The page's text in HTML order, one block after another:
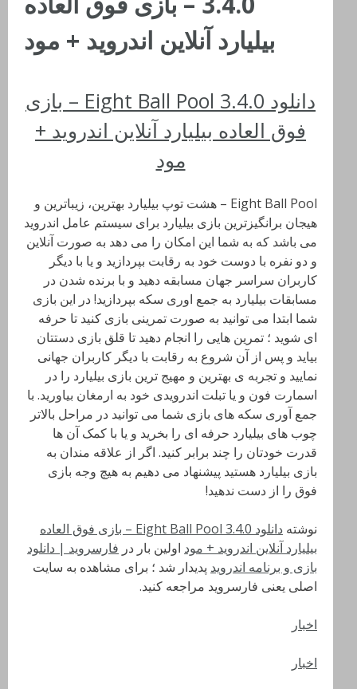
بیلیارد آنلاین اندروید + مود
دانلود Eight Ball Pool 3.4.0 – بازی
فوق العاده بیلیارد آنلاین اندروید +
مود
Eight Ball Pool – هشت توپ بیلیارد بهترین، زیباترین و
هیجان برانگیزترین بازی بیلیارد برای سیستم عامل اندروید
می باشد که به شما این امکان را می دهد به صورت آنلاین
و دو نفره با دوست خود به رقابت بپردازید و یا با دیگر
کاربران سراسر جهان مسابقه دهید و با برنده شدن در
مسابقات بیلیارد به جمع اوری سکه بپردازید! در این بازی
شما ابتدا می توانید به صورت تمرینی بازی کنید تا حرفه
ای شوید ؛ تمرین هایی را انجام دهید تا قلق بازی دستتان
بیاید و پس از آن شروع به رقابت با دیگر کاربران جهانی
نمایید و تجربه ی بهترین و مهیج ترین بازی بیلیارد را در
اسمارت فون و یا تبلت اندرویدی خود به ارمغان بیاورید. با
جمع آوری سکه های بازی شما می توانید در مراحل بالاتر
چوب های بیلیارد حرفه ای را بخرید و یا با کمک آن ها
قدرت خودتان را چند برابر کنید. اگر از علاقه مندان به
بازی بیلیارد هستید پیشنهاد می دهیم به هیچ وجه بازی
فوق را از دست ندهید!
نوشته
دانلود Eight Ball Pool 3.4.0 – بازی فوق العاده
بیلیارد آنلاین اندروید + مود اولین بار در فارسروید | دانلود
بازی و برنامه اندروید پدیدار شد ؛ برای مشاهده به سایت
اصلی یعنی فارسروید مراجعه کنید.
اخبار
اخبار